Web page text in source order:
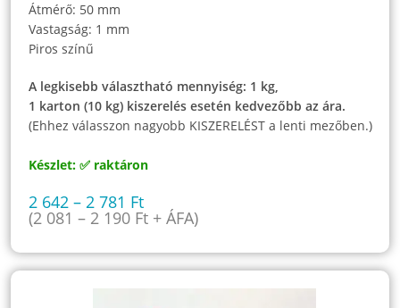
Átmérő: 50 mm
Vastagság: 1 mm
Piros színű
A legkisebb választható mennyiség: 1 kg,
1 karton (10 kg) kiszerelés esetén kedvezőbb az ára.
(Ehhez válasszon nagyobb KISZERELÉST a lenti mezőben.)
Készlet: ✅ raktáron
2 642–2 781 Ft
(2 081– 2 190 Ft + ÁFA)